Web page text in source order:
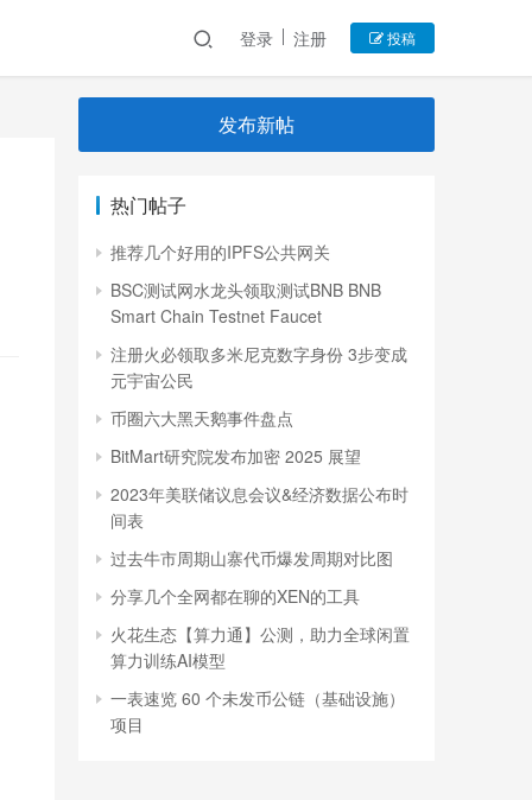
登录 注册 投稿
发布新帖
热门帖子
推荐几个好用的IPFS公共网关
BSC测试网水龙头领取测试BNB BNB
Smart Chain Testnet Faucet
注册火必领取多米尼克数字身份 3步变成
元宇宙公民
币圈六大黑天鹅事件盘点
BitMart研究院发布加密 2025 展望
2023年美联储议息会议&经济数据公布时
间表
过去牛市周期山寨代币爆发周期对比图
分享几个全网都在聊的XEN的工具
火花生态【算力通】公测，助力全球闲置
算力训练AI模型
一表速览 60 个未发币公链（基础设施）
项目